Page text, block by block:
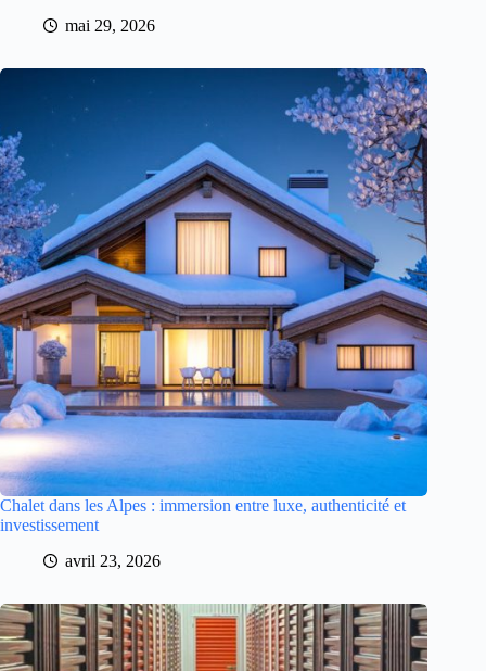
mai 29, 2026
Chalet dans les Alpes : immersion entre luxe, authenticité et
investissement
avril 23, 2026